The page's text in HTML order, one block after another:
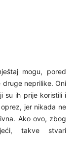
mogu, pored
druge neprilike. Oni
su ih prije koristili i
jer nikada ne
Ako ovo, zbog
takve stvari